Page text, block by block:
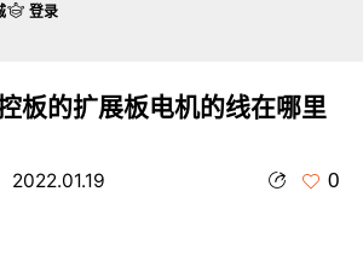
板的扩展板电机的线在哪里
2022.01.19 0
登录